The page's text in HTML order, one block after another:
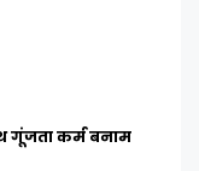
गूंजता कर्म बनाम